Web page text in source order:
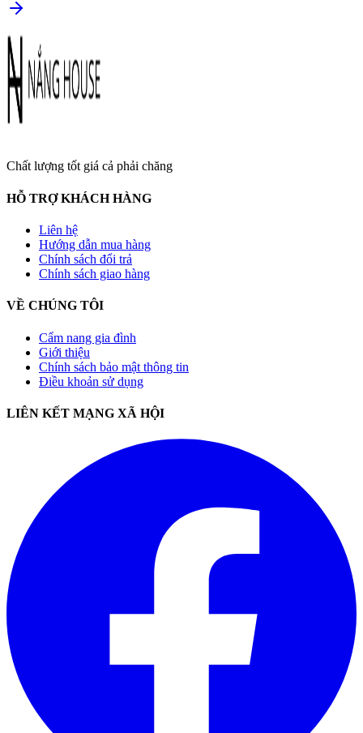
Chất lượng tốt giá cả phải chăng
HỖ TRỢ KHÁCH HÀNG
Liên hệ
Hướng dẫn mua hàng
Chính sách đổi trả
Chính sách giao hàng
VỀ CHÚNG TÔI
Cẩm nang gia đình
Giới thiệu
Chính sách bảo mật thông tin
Điều khoản sử dụng
LIÊN KẾT MẠNG XÃ HỘI